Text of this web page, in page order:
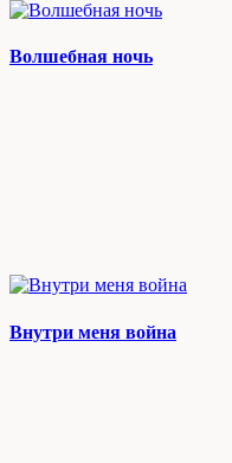
Волшебная ночь
Внутри меня война